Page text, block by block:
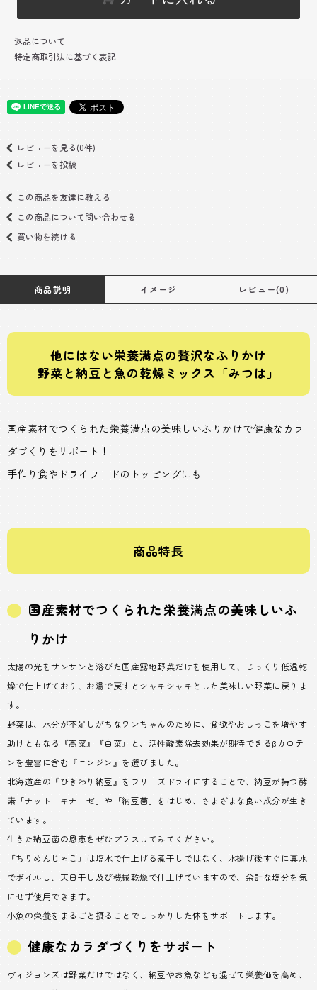
返品について
特定商取引法に基づく表記
レビューを見る(0件)
レビューを投稿
この商品を友達に教える
この商品について問い合わせる
買い物を続ける
商品説明 イメージ レビュー(0)
他にはない栄養満点の贅沢なふりかけ
野菜と納豆と魚の乾燥ミックス「みつは」
国産素材でつくられた栄養満点の美味しいふりかけで健康なカラ
ダづくりをサポート！
手作り食やドライフードのトッピングにも
商品特長
国産素材でつくられた栄養満点の美味しいふ
りかけ
太陽の光をサンサンと浴びた国産露地野菜だけを使用して、じっくり低温乾
燥で仕上げており、お湯で戻すとシャキシャキとした美味しい野菜に戻りま
す。
野菜は、水分が不足しがちなワンちゃんのために、食欲やおしっこを増やす
助けともなる『高菜』『白菜』と、活性酸素除去効果が期待できるβカロテ
ンを豊富に含む『ニンジン』を選びました。
北海道産の『ひきわり納豆』をフリーズドライにすることで、納豆が持つ酵
素「ナットーキナーゼ」や「納豆菌」をはじめ、さまざまな良い成分が生き
ています。
生きた納豆菌の恩恵をぜひプラスしてみてください。
『ちりめんじゃこ』は塩水で仕上げる煮干しではなく、水揚げ後すぐに真水
でボイルし、天日干し及び機械乾燥で仕上げていますので、余計な塩分を気
にせず使用できます。
小魚の栄養をまるごと摂ることでしっかりした体をサポートします。
健康なカラダづくりをサポート
ヴィジョンズは野菜だけではなく、納豆やお魚なども混ぜて栄養価を高め、